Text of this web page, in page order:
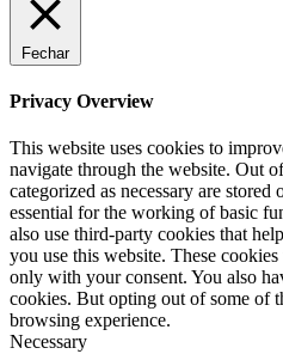
Fechar
Privacy Overview
This website uses cookies to
navigate through the website. Out
categorized as necessary are
essential for the working of basic
also use third-party cookies that
you use this website. These
only with your consent. You also
cookies. But opting out of some of
browsing experience.
Necessary